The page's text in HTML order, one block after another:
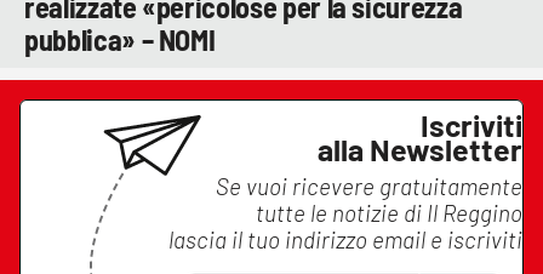
pubblica» – NOMI
Iscriviti
alla Newsletter
Se vuoi ricevere gratuitamente
tutte le notizie di Il Reggino
lascia il tuo indirizzo email e iscriviti